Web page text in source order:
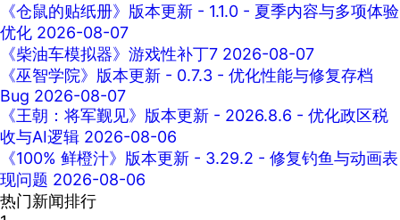
《仓鼠的贴纸册》版本更新 - 1.1.0 - 夏季内容与多项体验
优化 2026-08-07
《柴油车模拟器》游戏性补丁7 2026-08-07
《巫智学院》版本更新 - 0.7.3 - 优化性能与修复存档
Bug 2026-08-07
《王朝：将军觐见》版本更新 - 2026.8.6 - 优化政区税
收与AI逻辑 2026-08-06
《100% 鲜橙汁》版本更新 - 3.29.2 - 修复钓鱼与动画表
现问题 2026-08-06
热门新闻排行